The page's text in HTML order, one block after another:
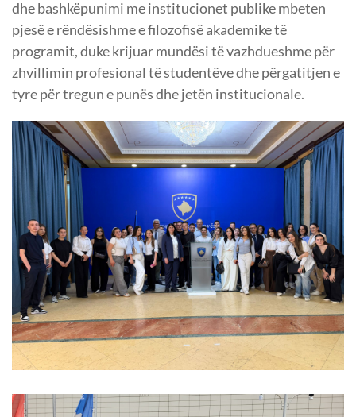
dhe bashkëpunimi me institucionet publike mbeten
pjesë e rëndësishme e filozofisë akademike të
programit, duke krijuar mundësi të vazhdueshme për
zhvillimin profesional të studentëve dhe përgatitjen e
tyre për tregun e punës dhe jetën institucionale.